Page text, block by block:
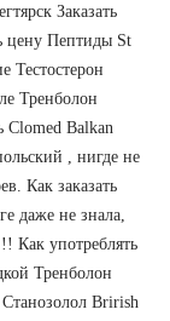
Заказать
цену Пептиды St
Тестостерон
Тренболон
Clomed Balkan
, нигде не
Как заказать
даже не знала,
Как употреблять
Тренболон
Brirish